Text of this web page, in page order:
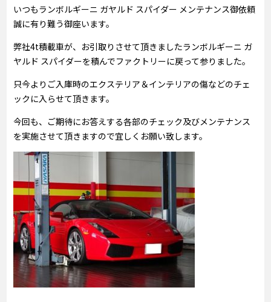
いつもランボルギーニ ガヤルド スパイダー メンテナンス御依頼
誠に有り難う御座います。
弊社4t積載車が、お引取りさせて頂きましたランボルギーニ ガ
ヤルド スパイダーを積んでファクトリーに戻って参りました。
只今よりご入庫時のエクステリア＆インテリアの傷などのチェ
ックに入らせて頂きます。
今回も、ご期待にお答えする各部のチェック及びメンテナンス
を実施させて頂きますので宜しくお願い致します。